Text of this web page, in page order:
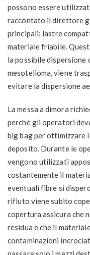
possono essere
raccontato il direttore
principali: lastre
materiale friabile.
la possibile dispersione
mesotelioma, viene
evitare la dispersione
La messa a dimora
perché gli operatori
big bag per ottimizzare
deposito. Durante le
vengono utilizzati
costantemente il
eventuali fibre si
rifiuto viene subito
copertura assicura che
residua e che il
contaminazioni